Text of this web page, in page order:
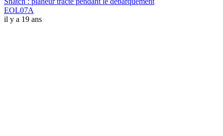
EOL07A
il y a 19 ans